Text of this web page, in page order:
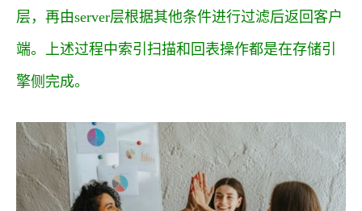
层，再由server层根据其他条件进行过滤后返回客户
端。上述过程中索引扫描和回表操作都是在存储引
擎侧完成。